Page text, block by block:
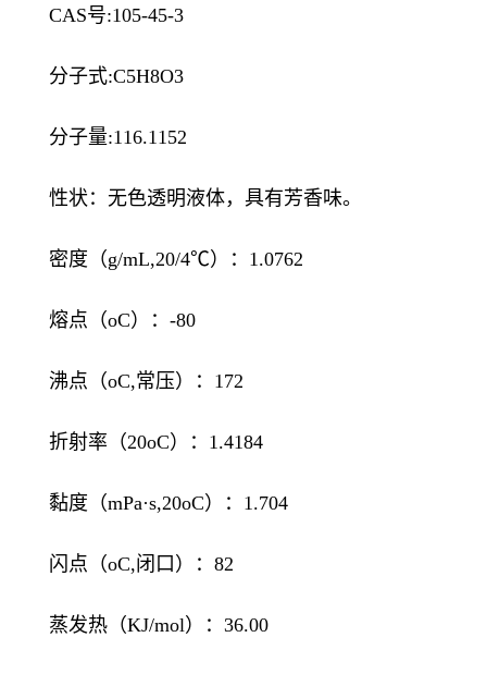
CAS号:105-45-3
分子式:C5H8O3
分子量:116.1152
性状：无色透明液体，具有芳香味。
密度（g/mL,20/4℃）：1.0762
熔点（oC）：-80
沸点（oC,常压）：172
折射率（20oC）：1.4184
黏度（mPa·s,20oC）：1.704
闪点（oC,闭口）：82
蒸发热（KJ/mol）：36.00